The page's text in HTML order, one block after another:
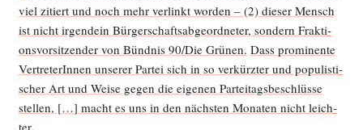
viel zitiert und noch mehr ver­linkt wor­den – (2) die­ser Mensch
ist nicht irgend­ein Bür­ger­schafts­ab­ge­ord­ne­ter, son­dern Frak­ti­
ons­vor­sit­zen­der von Bünd­nis 90/Die Grü­nen. Dass pro­mi­nen­te
Ver­tre­te­rIn­nen unse­rer Par­tei sich in so ver­kürz­ter und popu­lis­ti­
scher Art und Wei­se gegen die eige­nen Par­tei­tags­be­schlüs­se
stel­len, […] macht es uns in den nächs­ten Mona­ten nicht leich­
ter.